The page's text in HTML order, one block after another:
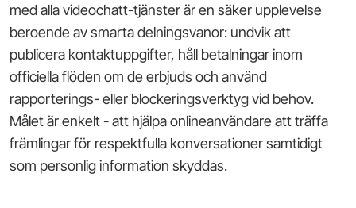
med alla videochatt-tjänster är en säker upplevelse
beroende av smarta delningsvanor: undvik att
publicera kontaktuppgifter, håll betalningar inom
officiella flöden om de erbjuds och använd
rapporterings- eller blockeringsverktyg vid behov.
Målet är enkelt - att hjälpa onlineanvändare att träffa
främlingar för respektfulla konversationer samtidigt
som personlig information skyddas.